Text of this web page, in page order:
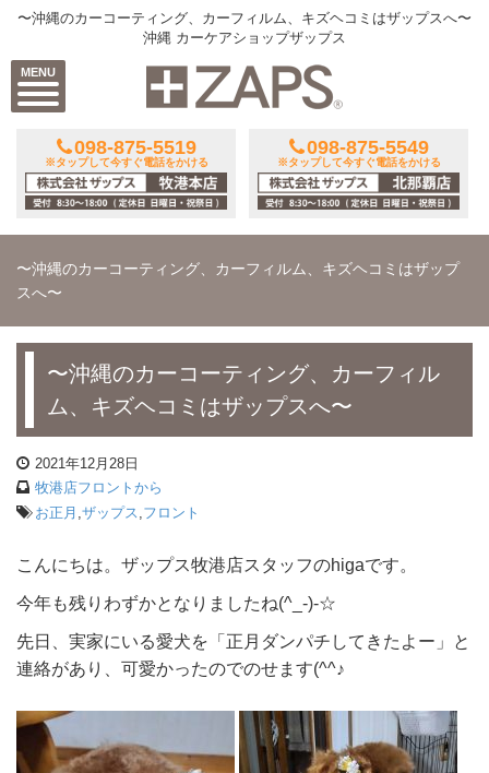
MENU
〜沖縄のカーコーティング、カーフィルム、キズヘコミはザップスへ〜
沖縄 カーケアショップザップス
098-875-5519
※タップして今すぐ電話をかける
098-875-5549
※タップして今すぐ電話をかける
〜沖縄のカーコーティング、カーフィルム、キズヘコミはザップ
スへ〜
〜沖縄のカーコーティング、カーフィル
ム、キズヘコミはザップスへ〜
2021年12月28日
牧港店フロントから
お正月 ザップス フロント
こんにちは。ザップス牧港店スタッフのhigaです。
今年も残りわずかとなりましたね(^_-)-☆
先日、実家にいる愛犬を「正月ダンパチしてきたよー」と
連絡があり、可愛かったのでのせます(^^♪